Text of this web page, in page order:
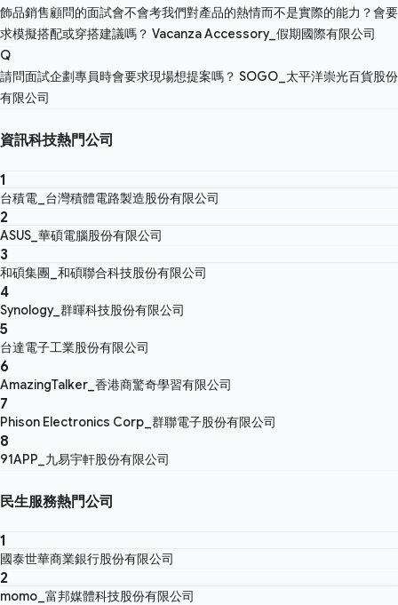
飾品銷售顧問的面試會不會考我們對產品的熱情而不是實際的能力？會要
求模擬搭配或穿搭建議嗎？ Vacanza Accessory_假期國際有限公司
Q
請問面試企劃專員時會要求現場想提案嗎？ SOGO_太平洋崇光百貨股份
有限公司
資訊科技熱門公司
1
台積電_台灣積體電路製造股份有限公司
2
ASUS_華碩電腦股份有限公司
3
和碩集團_和碩聯合科技股份有限公司
4
Synology_群暉科技股份有限公司
5
台達電子工業股份有限公司
6
AmazingTalker_香港商驚奇學習有限公司
7
Phison Electronics Corp_群聯電子股份有限公司
8
91APP_九易宇軒股份有限公司
民生服務熱門公司
1
國泰世華商業銀行股份有限公司
2
momo_富邦媒體科技股份有限公司